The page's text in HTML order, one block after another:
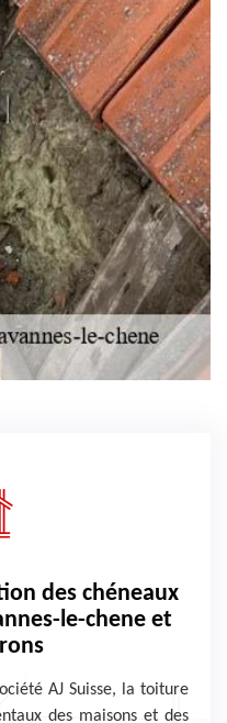
des chéneaux
le-chene et
AJ Suisse, la toiture
des maisons et des